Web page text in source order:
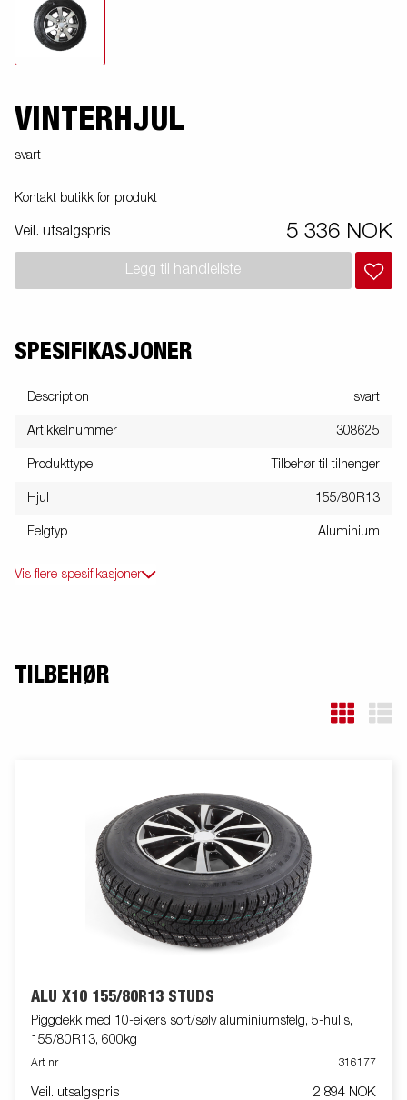
VINTERHJUL
svart
Kontakt butikk for produkt
Veil. utsalgspris 5 336 NOK
Legg til handleliste
SPESIFIKASJONER
Description svart
Artikkelnummer 308625
Produkttype Tilbehør til tilhenger
Hjul 155/80R13
Felgtyp Aluminium
Vis flere spesifikasjoner
TILBEHØR
ALU X10 155/80R13 STUDS
Piggdekk med 10-eikers sort/sølv aluminiumsfelg, 5-hulls,
155/80R13, 600kg
Art nr 316177
Veil. utsalgspris 2 894 NOK